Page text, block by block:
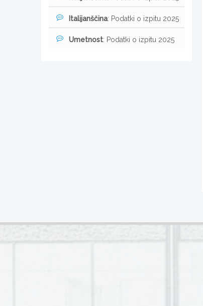
Italijanščina: Podatki o izpitu 2025
Umetnost: Podatki o izpitu 2025